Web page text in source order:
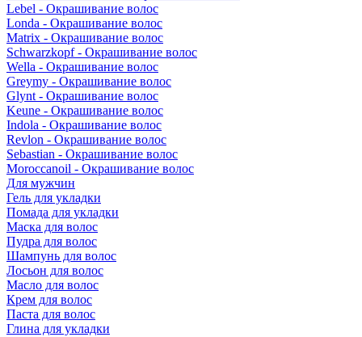
Lebel - Окрашивание волос
Londa - Окрашивание волос
Matrix - Окрашивание волос
Schwarzkopf - Окрашивание волос
Wella - Окрашивание волос
Greymy - Окрашивание волос
Glynt - Окрашивание волос
Keune - Окрашивание волос
Indola - Окрашивание волос
Revlon - Окрашивание волос
Sebastian - Окрашивание волос
Moroccanoil - Окрашивание волос
Для мужчин
Гель для укладки
Помада для укладки
Маска для волос
Пудра для волос
Шампунь для волос
Лосьон для волос
Масло для волос
Крем для волос
Паста для волос
Глина для укладки